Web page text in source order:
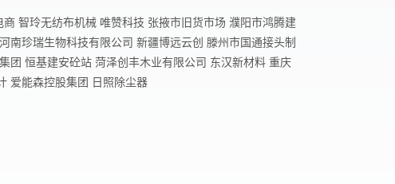
智玲无纺布机械 唯赞科技 张掖市旧货市场 濮阳市鸿腾建
南珍瑞生物科技有限公司 新疆博远云创 滕州市国通接头制
团 恒基建安砼站 菏泽创丰木业有限公司 东汉新材料 重庆
爱能森控股集团 日照除尘器